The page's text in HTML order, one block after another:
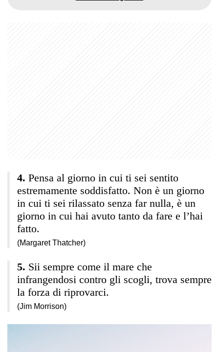
Pensa al giorno in cui ti sei sentito
estremamente soddisfatto. Non è un giorno
in cui ti sei rilassato senza far nulla, è un
giorno in cui hai avuto tanto da fare e l’hai
fatto.
(Margaret Thatcher)
Sii sempre come il mare che
infrangendosi contro gli scogli, trova sempre
la forza di riprovarci.
(Jim Morrison)